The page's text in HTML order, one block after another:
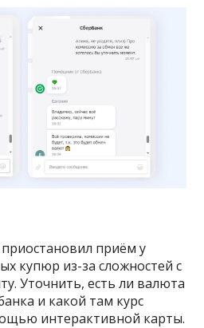
приём у
купюр из-за сложностей с
Уточнить, есть ли валюта
и какой там курс
интерактивной карты.